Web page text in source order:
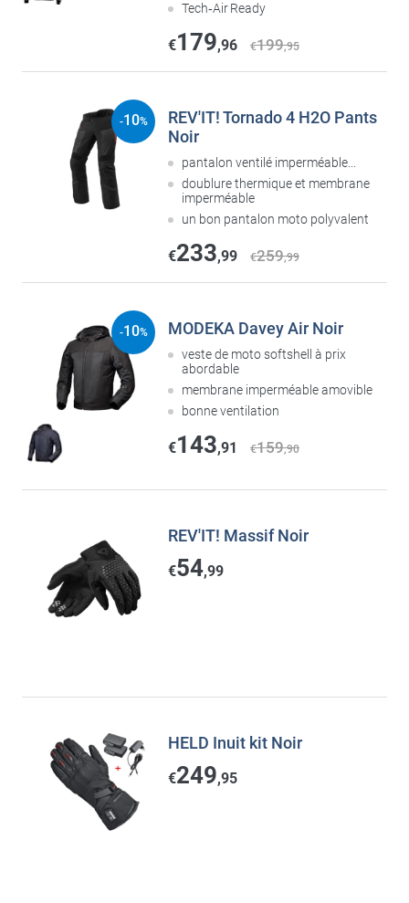
Tech‑Air Ready
€179,96 €199,95
REV'IT! Tornado 4 H2O Pants
Noir
pantalon ventilé imperméable...
doublure thermique et membrane
imperméable
un bon pantalon moto polyvalent
€233,99 €259,99
-10%
MODEKA Davey Air Noir
veste de moto softshell à prix
abordable
membrane imperméable amovible
bonne ventilation
€143,91 €159,90
-10%
REV'IT! Massif Noir
€54,99
HELD Inuit kit Noir
€249,95